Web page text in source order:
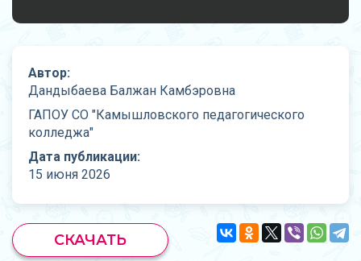
Автор:
Дандыбаева Балжан Камбэровна
ГАПОУ СО "Камышловского педагогического
колледжа"
Дата публикации:
15 июня 2026
СКАЧАТЬ